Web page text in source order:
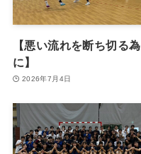
【悪い流れを断ち切る為
に】
2026年7月4日